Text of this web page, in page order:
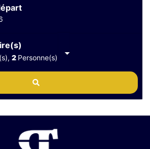
2 Personne(s)